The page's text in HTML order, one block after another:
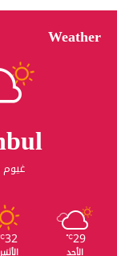
Weather
29
℃
الأحد
32